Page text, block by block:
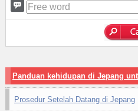
Panduan kehidupan di Jepang
Prosedur Setelah Datang di Jepang